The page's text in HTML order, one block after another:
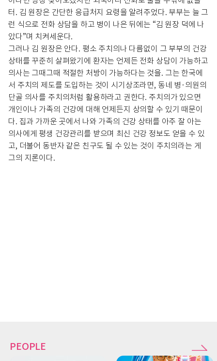
터. 김 원장은 간단한 응급처지 요령을 알려주었다. 부부는 늘 그
런 식으로 전화 상담을 하고 병이 나은 뒤에는 “김 원장 덕에 나
았다”며 치켜세운다.
그러나 김 원장은 안다. 평소 주치의나 다름없이 그 부부의 건강
상태를 꾸준히 살펴왔기에 환자는 언제든 전화 상담이 가능하고
의사는 그때그때 적절한 처방이 가능하다는 것을. 그는 한국에
서 주치의 제도를 도입하는 것이 시기상조라면, 동네 병·의원의
단골 의사를 주치의처럼 활용하라고 권한다. 주치의가 있으면
개인이나 가족의 건강에 대해 언제든지 상의할 수 있기 때문이
다. 집과 가까운 곳에서 나와 가족의 건강 상태를 아주 잘 아는
의사에게 평생 건강관리를 받으며 최신 건강 정보도 얻을 수 있
고, 더불어 동반자 같은 친구도 될 수 있는 것이 주치의라는 게
그의 지론이다.
PEOPLE